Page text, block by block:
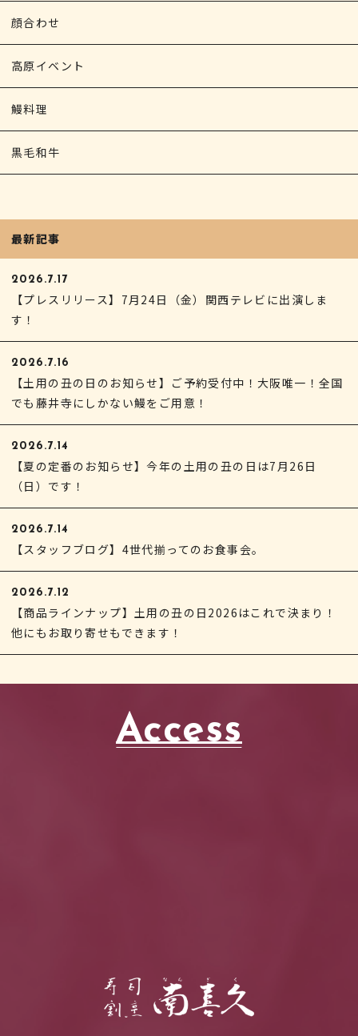
顔合わせ
高原イベント
鰻料理
黒毛和牛
最新記事
2026.7.17
【プレスリリース】7月24日（金）関西テレビに出演しま
す！
2026.7.16
【土用の丑の日のお知らせ】ご予約受付中！大阪唯一！全国
でも藤井寺にしかない鰻をご用意！
2026.7.14
【夏の定番のお知らせ】今年の土用の丑の日は7月26日
（日）です！
2026.7.14
【スタッフブログ】4世代揃ってのお食事会。
2026.7.12
【商品ラインナップ】土用の丑の日2026はこれで決まり！
他にもお取り寄せもできます！
Access